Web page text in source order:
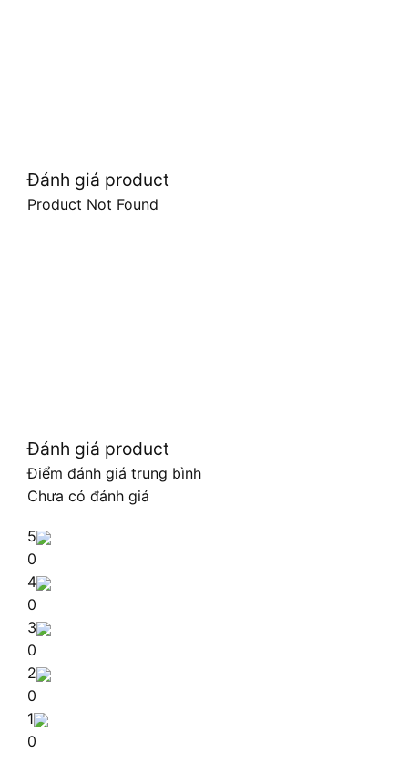
Đánh giá product
Product Not Found
Đánh giá product
Điểm đánh giá trung bình
Chưa có đánh giá
5
0
4
0
3
0
2
0
1
0